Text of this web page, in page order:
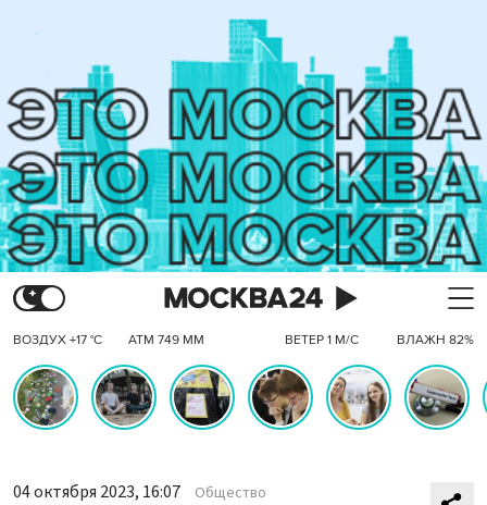
ВОЗДУХ +17 °C АТМ 749 ММ ВЕТЕР 1 М/С ВЛАЖН 82%
04 октября 2023, 16:07 Общество